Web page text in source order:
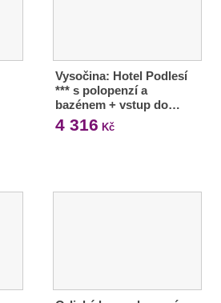
Vysočina: Hotel Podlesí
*** s polopenzí a
bazénem + vstup do…
4 316 Kč